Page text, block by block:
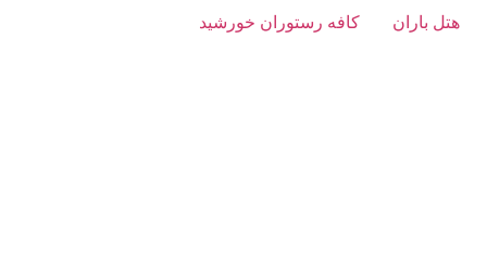
هتل باران
کافه رستوران خورشید